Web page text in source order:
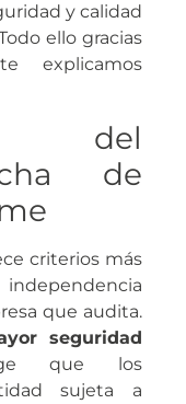
y calidad
ello gracias
explicamos
del
de
criterios más
que audita.
seguridad
que los
sujeta a